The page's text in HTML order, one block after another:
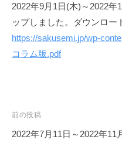
2022年9月1日(木)～2022
ップしました。ダウンロー
https://sakusemi.jp/wp-
コラム版.pdf
前の投稿
2022年7月11日～2022年11